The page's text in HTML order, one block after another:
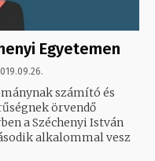
Egyetemen
számító és
örvendő
a Széchenyi István